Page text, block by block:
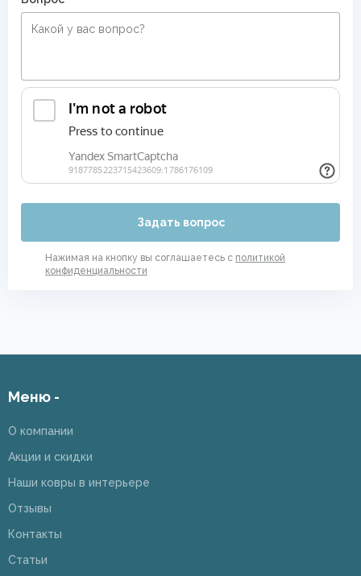
Задать вопрос
Нажимая на кнопку вы соглашаетесь с политикой
конфиденциальности
Меню -
О компании
Акции и скидки
Наши ковры в интерьере
Отзывы
Контакты
Статьи